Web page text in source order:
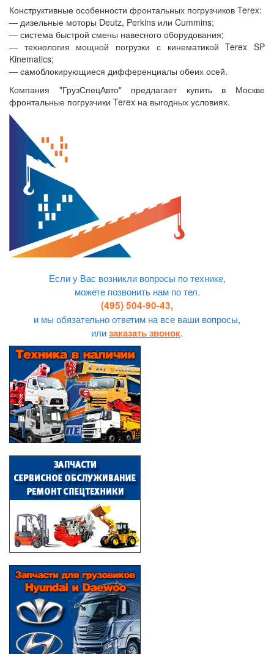
Конструктивные особенности фронтальных погрузчиков Terex:
— дизельные моторы Deutz, Perkins или Cummins;
— система быстрой смены навесного оборудования;
— технология мощной погрузки с кинематикой Terex SP
Kinematics;
— самоблокирующиеся дифференциалы обеих осей.
Компания "ГрузСпецАвто" предлагает купить в Москве
фронтальные погрузчики Terex на выгодных условиях.
Если у Вас возникли вопросы по технике,
можете позвонить нам по тел.
(495) 504-90-43,
и мы обязательно ответим на все ваши вопросы,
илизаказать звонок.